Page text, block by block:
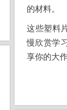
的材料。
这些塑料
慢欣赏学
享你的大